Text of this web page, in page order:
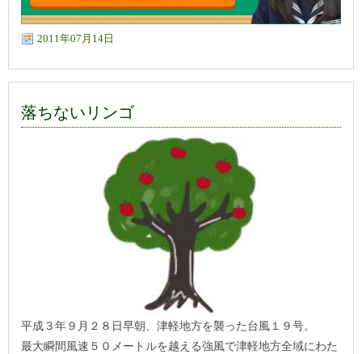
2011年07月14日
落ちないリンゴ
平成３年９月２８日早朝、津軽地方を襲った台風１９号。
最大瞬間風速５０メートルを越える強風で津軽地方全域にわた